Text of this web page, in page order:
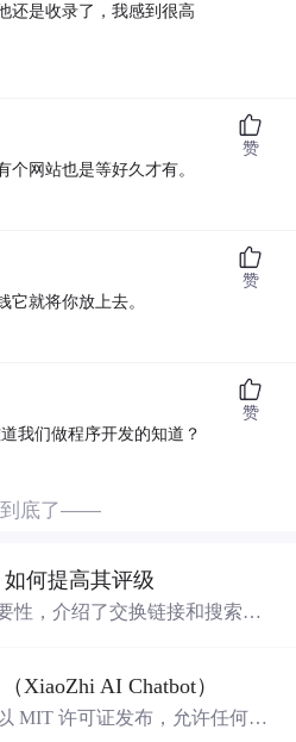
还是收录了，我感到很高
个网站也是等好久才有。
赞
它就将你放上去。
赞
我们做程序开发的知道？
赞
底了——
何提高其评级
性，介绍了交换链接和搜索引
入信息、增加外链等方法来提
醒开发者在新站考查期内谨慎
XiaoZhi AI Chatbot）
MIT 许可证发布，允许任何人